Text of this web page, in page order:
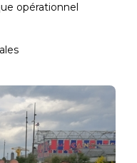
opérationnel